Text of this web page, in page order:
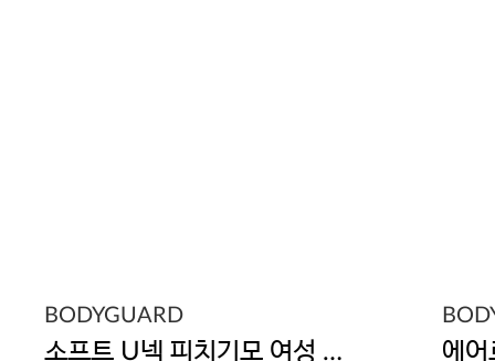
BODYGUARD
소프트 U넥 피치기모 여성 동내의(베이지/블랙/다크그레이)